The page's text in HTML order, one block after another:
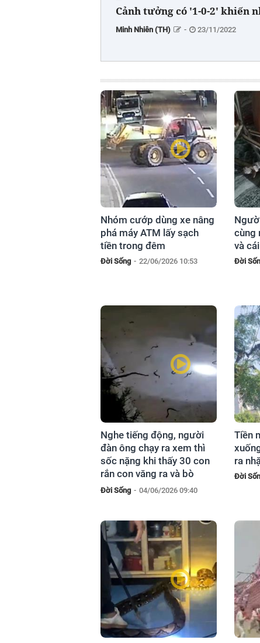
Cảnh tưởng có '1-0-2' khiến
Minh Nhiên (TH) - 23/11/2022
Nhóm cướp dùng xe nâng
phá máy ATM lấy sạch
tiền trong đêm
Đời Sống - 22/06/2026 10:53
cùng
và
Đời
Nghe tiếng động, người
đàn ông chạy ra xem thì
sốc nặng khi thấy 30 con
rắn con văng ra và bò
khắp đường
Đời Sống - 04/06/2026 09:40
Tiền
ra
Đời